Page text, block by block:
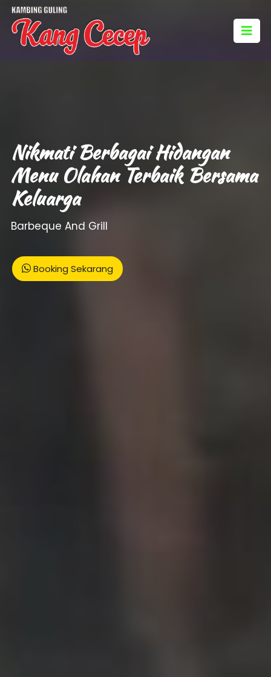
Nikmati Berbagai Hidangan
Menu Olahan Terbaik Bersama
Keluarga
Barbeque And Grill
Booking Sekarang